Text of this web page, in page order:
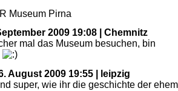
Museum Pirna
2009 19:08 | Chemnitz
mal das Museum besuchen, bin
August 2009 19:55 | leipzig
super, wie ihr die geschichte der